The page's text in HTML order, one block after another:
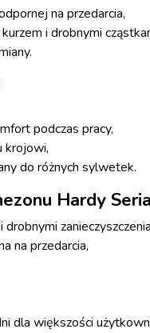
na przedarcia,
i drobnymi
podczas pracy,
krojowi,
do różnych sylwetek.
Hardy
na przedarcia,
dla większości